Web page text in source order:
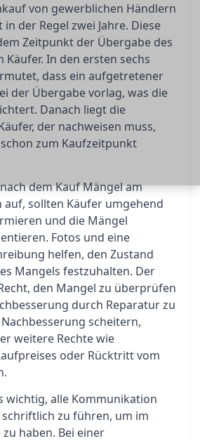
von gewerblichen Händlern
der Regel zwei Jahre. Diese
Zeitpunkt der Übergabe des
Käufer. In den ersten sechs
dass ein aufgetretener
der Übergabe vorlag, was die
Danach liegt die
der nachweisen muss,
zum Kaufzeitpunkt
dem Kauf Mängel am
auf, sollten Käufer umgehend
und die Mängel
Fotos und eine
helfen, den Zustand
Mangels festzuhalten. Der
den Mangel zu überprüfen
durch Reparatur zu
scheitern,
weitere Rechte wie
oder Rücktritt vom
wichtig, alle Kommunikation
zu führen, um im
haben. Bei einer